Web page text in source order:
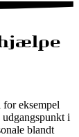
eksempel
i
blandt